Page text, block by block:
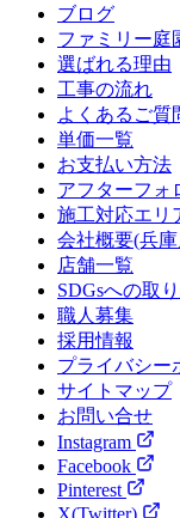
ブログ
ファミリー庭
選ばれる理由
工事の流れ
よくあるご質
単価一覧
お支払い方法
アフターフォ
施工対応エリ
会社概要(兵
店舗一覧
SDGsへの取
職人募集
採用情報
プライバシー
サイトマップ
お問い合せ
Instagram
Facebook
Pinterest
X(Twitter)